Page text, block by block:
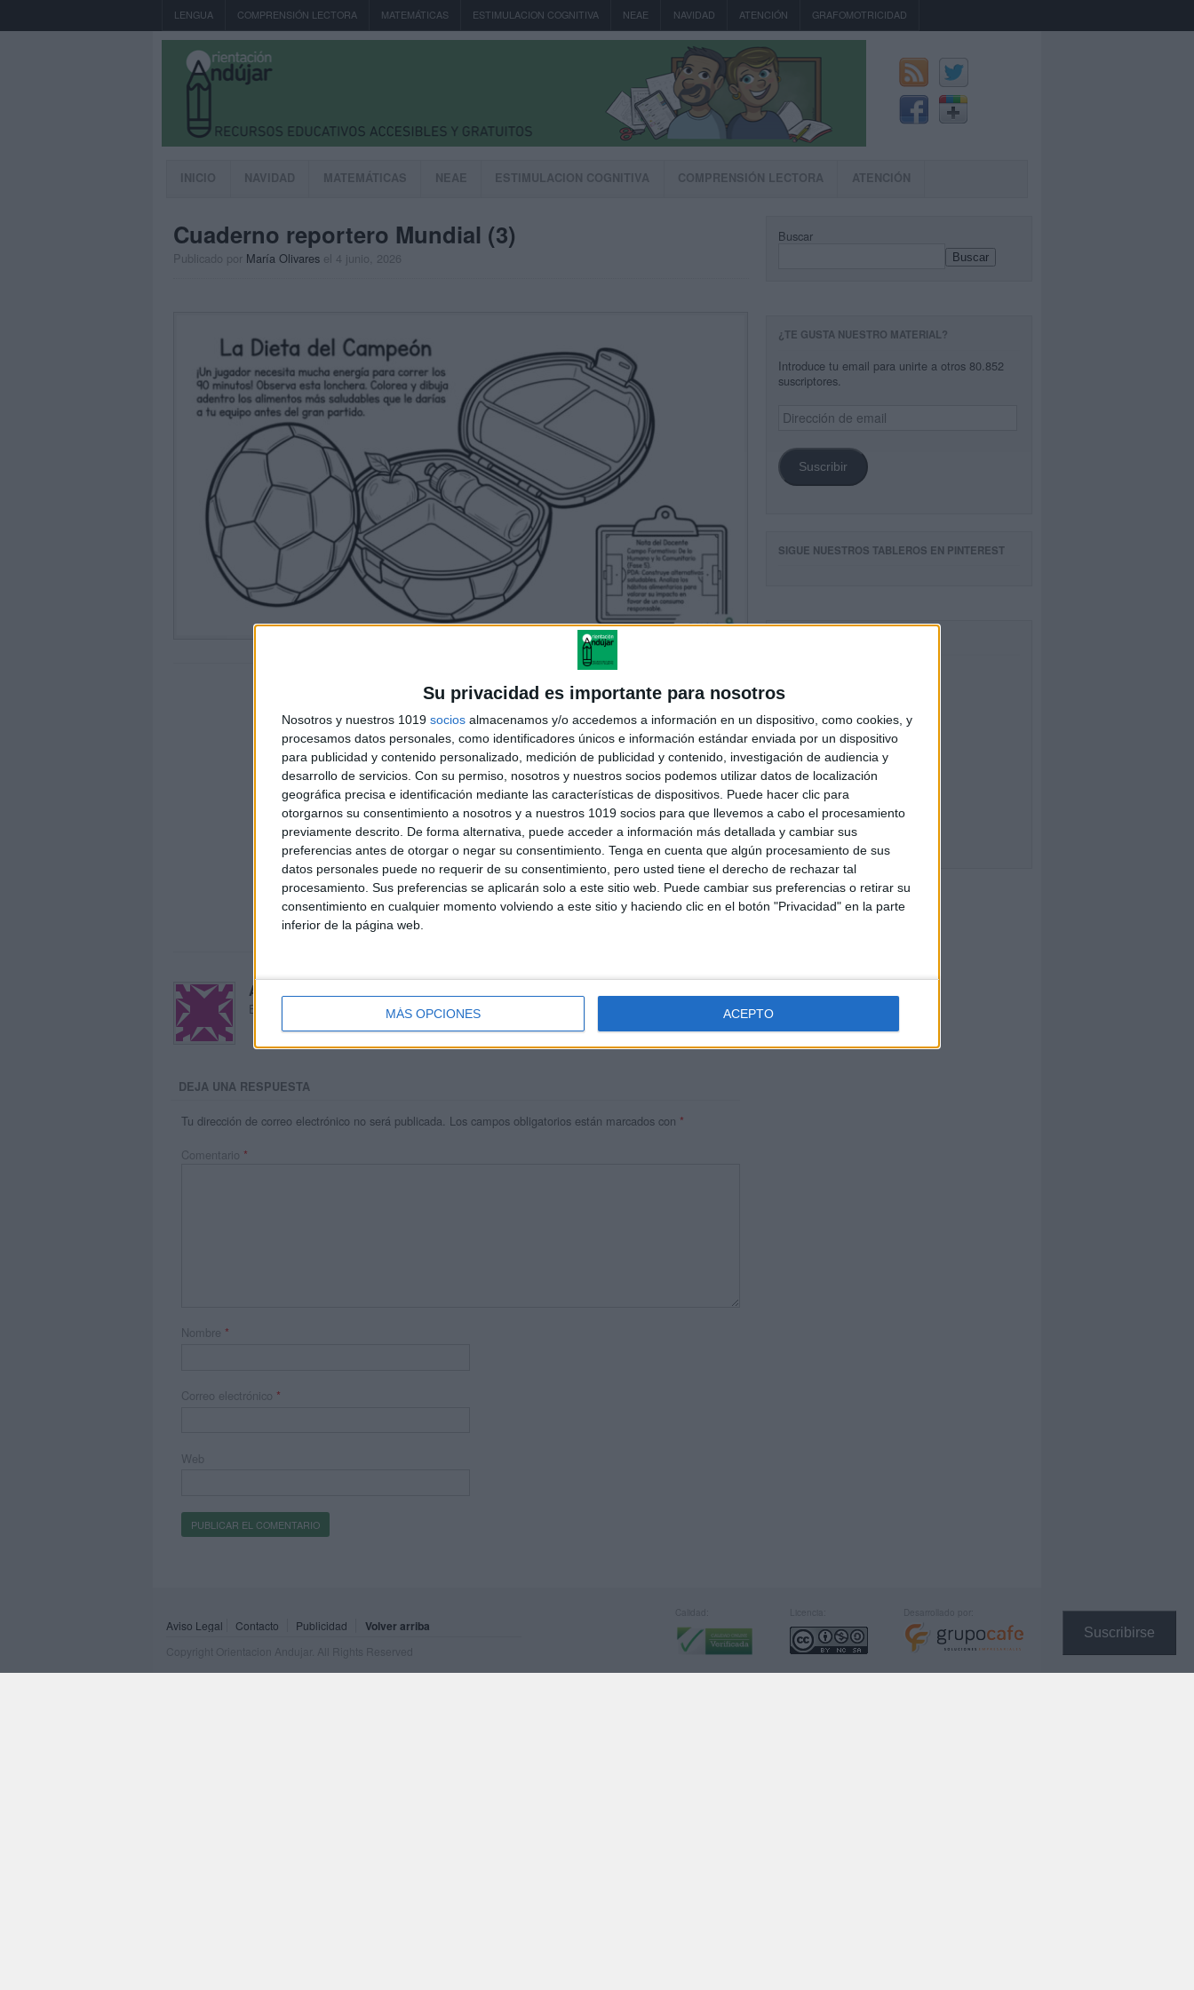
Su privacidad es importante para nosotros
Nosotros y nuestros 1019 socios almacenamos y/o accedemos a información en un dispositivo, como cookies, y
procesamos datos personales, como identificadores únicos e información estándar enviada por un dispositivo
para publicidad y contenido personalizado, medición de publicidad y contenido, investigación de audiencia y
desarrollo de servicios. Con su permiso, nosotros y nuestros socios podemos utilizar datos de localización
geográfica precisa e identificación mediante las características de dispositivos. Puede hacer clic para
otorgarnos su consentimiento a nosotros y a nuestros 1019 socios para que llevemos a cabo el procesamiento
previamente descrito. De forma alternativa, puede acceder a información más detallada y cambiar sus
preferencias antes de otorgar o negar su consentimiento. Tenga en cuenta que algún procesamiento de sus
datos personales puede no requerir de su consentimiento, pero usted tiene el derecho de rechazar tal
procesamiento. Sus preferencias se aplicarán solo a este sitio web. Puede cambiar sus preferencias o retirar su
consentimiento en cualquier momento volviendo a este sitio y haciendo clic en el botón "Privacidad" en la parte
inferior de la página web.
MÁS OPCIONES ACEPTO
Suscribirse
LENGUA COMPRENSIÓN LECTORA MATEMÁTICAS ESTIMULACION COGNITIVA NEAE NAVIDAD ATENCIÓN GRAFOMOTRICIDAD
INICIO NAVIDAD MATEMÁTICAS NEAE ESTIMULACION COGNITIVA COMPRENSIÓN LECTORA ATENCIÓN
Cuaderno reportero Mundial (3)
Publicado por María Olivares el 4 junio, 2026
Acerca de María Olivares
El autor no ha proporcionado ninguna información.
DEJA UNA RESPUESTA
Tu dirección de correo electrónico no será publicada. Los campos obligatorios están marcados con *
Comentario *
Nombre *
Correo electrónico *
Web
Buscar
Buscar
¿TE GUSTA NUESTRO MATERIAL?
Introduce tu email para unirte a otros 80.852
suscriptores.
Dirección
de
Suscribir
SIGUE NUESTROS TABLEROS EN PINTEREST
Aviso Legal Contacto Publicidad Volver arriba